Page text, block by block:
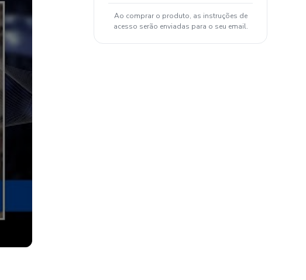
Ao comprar o produto, as instruções de
acesso serão enviadas para o seu email.